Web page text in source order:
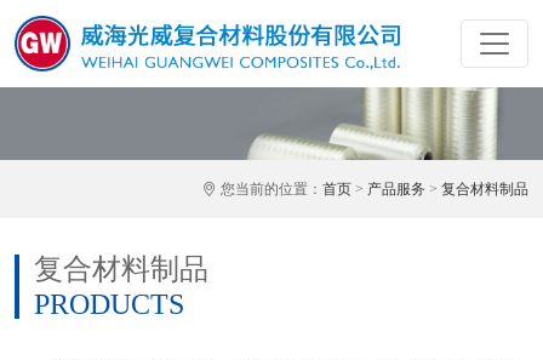
您当前的位置： 首页 > 产品服务 > 复合材料制品
复合材料制品
PRODUCTS